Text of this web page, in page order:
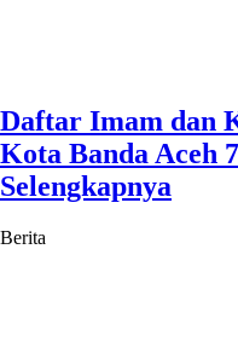
Daftar Imam dan
Kota Banda Aceh
Selengkapnya
Berita